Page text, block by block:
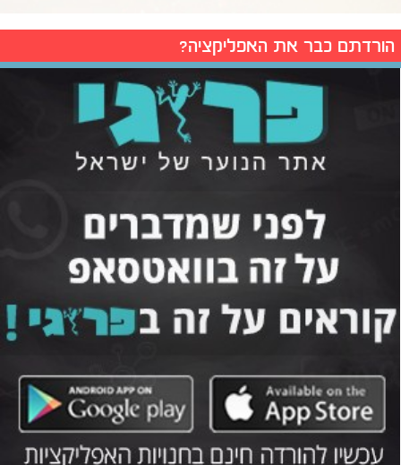
הורדתם כבר את האפליקציה?